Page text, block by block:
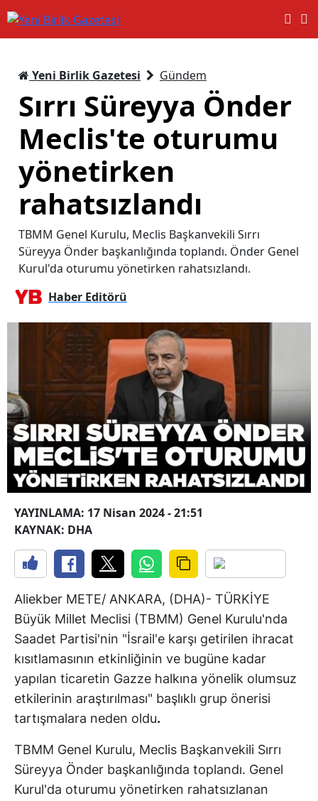
Yeni Birlik Gazetesi Gündem
Sırrı Süreyya Önder
Meclis'te oturumu
yönetirken
rahatsızlandı
TBMM Genel Kurulu, Meclis Başkanvekili Sırrı
Süreyya Önder başkanlığında toplandı. Önder Genel
Kurul'da oturumu yönetirken rahatsızlandı.
Haber Editörü
YAYINLAMA: 17 Nisan 2024 - 21:51
KAYNAK: DHA
Aliekber METE/ ANKARA, (DHA)- TÜRKİYE
Büyük Millet Meclisi (TBMM) Genel Kurulu'nda
Saadet Partisi'nin "İsrail'e karşı getirilen ihracat
kısıtlamasının etkinliğinin ve bugüne kadar
yapılan ticaretin Gazze halkına yönelik olumsuz
etkilerinin araştırılması" başlıklı grup önerisi
tartışmalara neden oldu.
TBMM Genel Kurulu, Meclis Başkanvekili Sırrı
Süreyya Önder başkanlığında toplandı. Genel
Kurul'da oturumu yönetirken rahatsızlanan